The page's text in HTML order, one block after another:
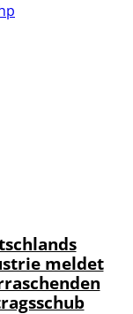
meldet